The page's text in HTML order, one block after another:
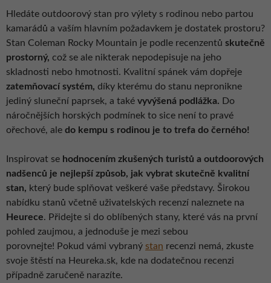
Hledáte outdoorový stan pro výlety s rodinou nebo partou
kamarádů a vaším hlavním požadavkem je dostatek prostoru?
Stan Coleman Rocky Mountain je podle recenzentů skutečně
prostorný, což se ale nikterak nepodepisuje na jeho
skladnosti nebo hmotnosti. Kvalitní spánek vám dopřeje
zatemňovací systém, díky kterému do stanu nepronikne
jediný sluneční paprsek, a také vyvýšená podlážka. Do
náročnějších horských podmínek to sice není to pravé
ořechové, ale do kempu s rodinou je to trefa do černého!
Inspirovat se hodnocením zkušených turistů a outdoorových
nadšenců je nejlepší způsob, jak vybrat skutečně kvalitní
stan, který bude splňovat veškeré vaše představy. Širokou
nabídku stanů včetně uživatelských recenzí naleznete na
Heurece. Přidejte si do oblíbených stany, které vás na první
pohled zaujmou, a jednoduše je mezi sebou
porovnejte! Pokud vámi vybraný stan recenzi nemá, zkuste
svoje štěstí na Heureka.sk, kde na dodatečnou recenzi
případně zaručeně narazíte.